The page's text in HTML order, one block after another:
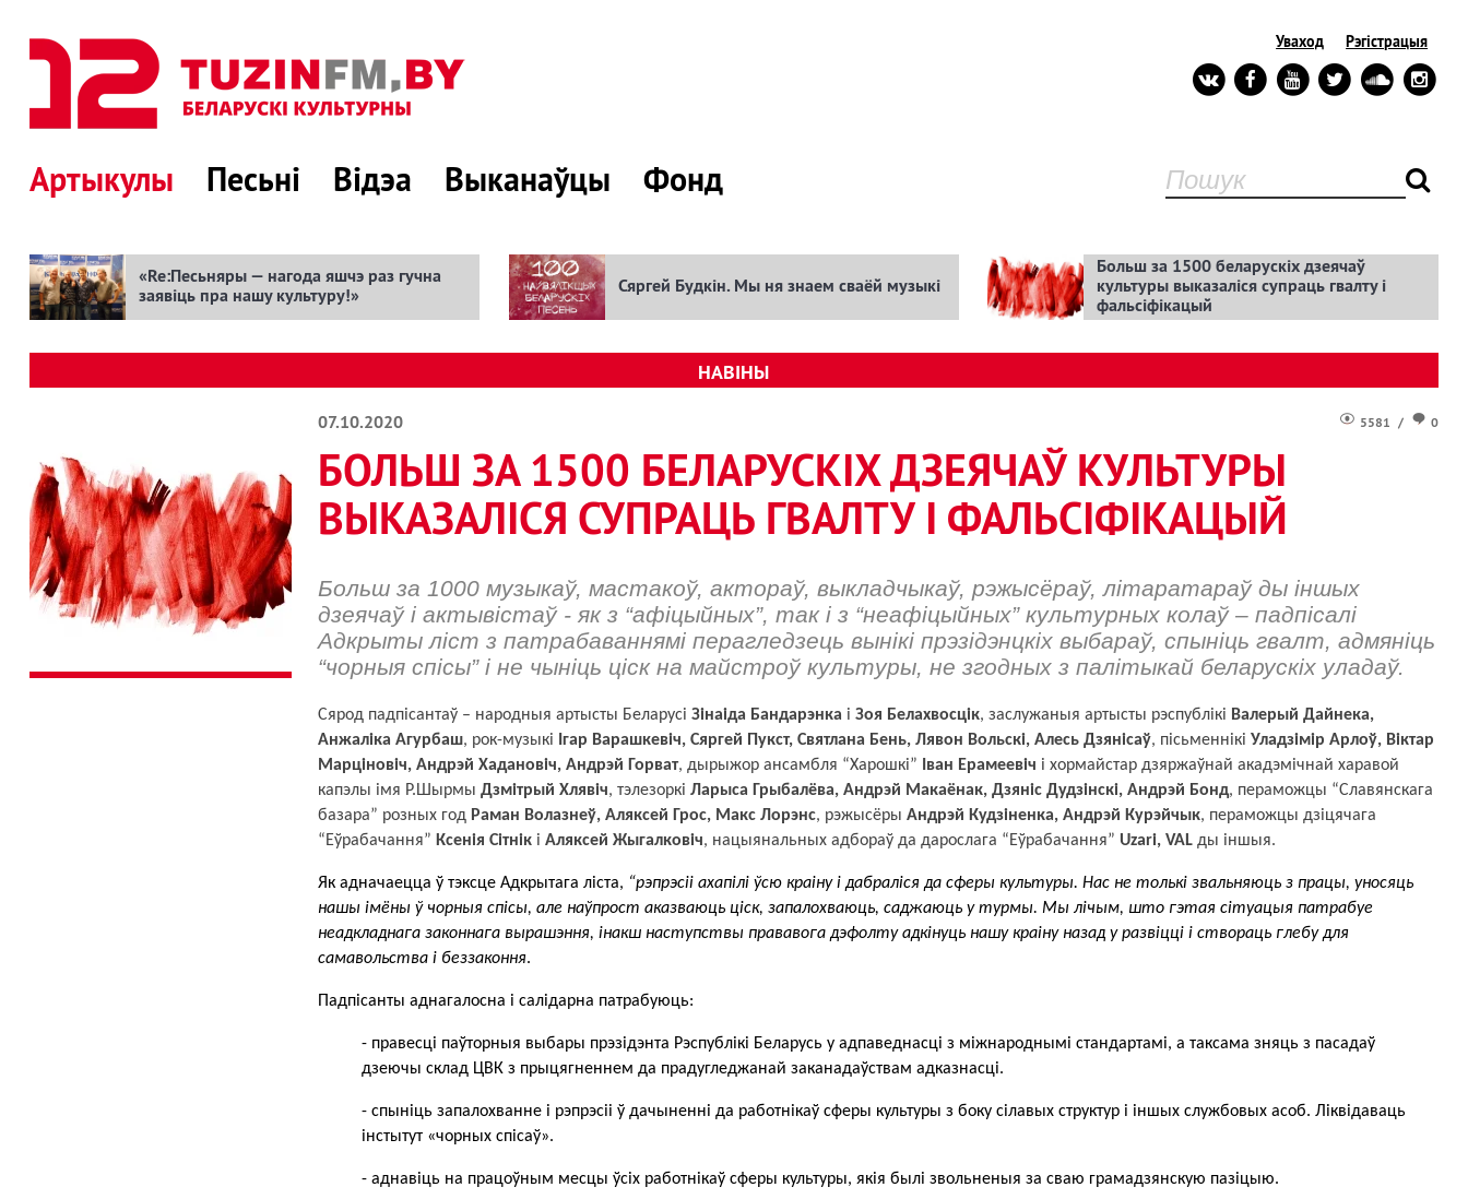
Артыкулы Песьні Відэа Выканаўцы Фонд
Уваход Рэгістрацыя
«Re:Песьняры — нагода яшчэ раз гучна
заявіць пра нашу культуру!»
Сяргей Будкін. Мы ня знаем сваёй музыкі
Больш за 1500 беларускіх дзеячаў
культуры выказаліся супраць гвалту і
фальсіфікацый
НАВІНЫ
5581 / 0
07.10.2020
БОЛЬШ ЗА 1500 БЕЛАРУСКІХ ДЗЕЯЧАЎ КУЛЬТУРЫ
ВЫКАЗАЛІСЯ СУПРАЦЬ ГВАЛТУ І ФАЛЬСІФІКАЦЫЙ
Больш за 1000 музыкаў, мастакоў, актораў, выкладчыкаў, рэжысёраў, літаратараў ды іншых
дзеячаў і актывістаў - як з “афіцыйных”, так і з “неафіцыйных” культурных колаў – падпісалі
Адкрыты ліст з патрабаваннямі перагледзець вынікі прэзідэнцкіх выбараў, спыніць гвалт, адмяніць
“чорныя спісы” і не чыніць ціск на майстроў культуры, не згодных з палітыкай беларускіх уладаў.
Сярод падпісантаў – народныя артысты Беларусі Зінаіда Бандарэнка і Зоя Белахвосцік, заслужаныя артысты рэспублікі Валерый Дайнека,
Анжаліка Агурбаш, рок-музыкі Ігар Варашкевіч, Сяргей Пукст, Святлана Бень, Лявон Вольскі, Алесь Дзянісаў, пісьменнікі Уладзімір Арлоў, Віктар
Марціновіч, Андрэй Хадановіч, Андрэй Горват, дырыжор ансамбля “Харошкі” Іван Ерамеевіч і хормайстар дзяржаўнай акадэмічнай харавой
капэлы імя Р.Шырмы Дзмітрый Хлявіч, тэлезоркі Ларыса Грыбалёва, Андрэй Макаёнак, Дзяніс Дудзінскі, Андрэй Бонд, пераможцы “Славянскага
базара” розных год Раман Волазнеў, Аляксей Грос, Макс Лорэнс, рэжысёры Андрэй Кудзіненка, Андрэй Курэйчык, пераможцы дзіцячага
“Еўрабачання” Ксенія Сітнік і Аляксей Жыгалковіч, нацыянальных адбораў да дарослага “Еўрабачання” Uzari, VAL ды іншыя.
Як адначаецца ў тэксце Адкрытага ліста, “рэпрэсіі ахапілі ўсю краіну і дабраліся да сферы культуры. Нас не толькі звальняюць з працы, уносяць
нашы імёны ў чорныя спісы, але наўпрост аказваюць ціск, запалохваюць, саджаюць у турмы. Мы лічым, што гэтая сітуацыя патрабуе
неадкладнага законнага вырашэння, інакш наступствы прававога дэфолту адкінуць нашу краіну назад у развіцці і створаць глебу для
самавольства і беззаконня.
Падпісанты аднагалосна і салідарна патрабуюць:
- правесці паўторныя выбары прэзідэнта Рэспублікі Беларусь у адпаведнасці з міжнароднымі стандартамі, а таксама зняць з пасадаў
дзеючы склад ЦВК з прыцягненнем да прадугледжанай заканадаўствам адказнасці.
- спыніць запалохванне і рэпрэсіі ў дачыненні да работнікаў сферы культуры з боку сілавых структур і іншых службовых асоб. Ліквідаваць
інстытут «чорных спісаў».
- аднавіць на працоўным месцы ўсіх работнікаў сферы культуры, якія былі звольненыя за сваю грамадзянскую пазіцыю.